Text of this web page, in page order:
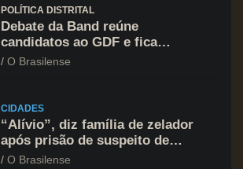
POLÍTICA DISTRITAL
Debate da Band reúne
candidatos ao GDF e fica
marcado por ofensiva contra
O Brasilense
CIDADES
“Alívio”, diz família de zelador
após prisão de suspeito de
agressão na Asa Norte
O Brasilense